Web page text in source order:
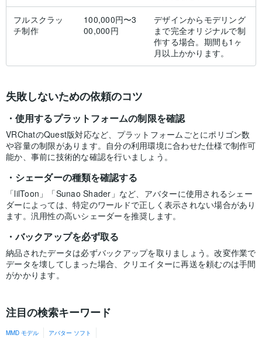
フルスクラッ
チ制作
100,000円〜3
00,000円
デザインからモデリング
まで完全オリジナルで制
作する場合。期間も1ヶ
月以上かかります。
失敗しないための依頼のコツ
使用するプラットフォームの制限を確認
VRChatのQuest版対応など、プラットフォームごとにポリゴン数
や容量の制限があります。自分の利用環境に合わせた仕様で制作可
能か、事前に技術的な確認を行いましょう。
シェーダーの種類を確認する
「lilToon」「Sunao Shader」など、アバターに使用されるシェー
ダーによっては、特定のワールドで正しく表示されない場合があり
ます。汎用性の高いシェーダーを推奨します。
バックアップを必ず取る
納品されたデータは必ずバックアップを取りましょう。改変作業で
データを壊してしまった場合、クリエイターに再送を頼むのは手間
がかかります。
注目の検索キーワード
MMD モデル アバター ソフト